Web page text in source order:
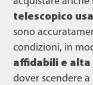
telescopico
sono
condizioni, in
affidabili e
dover scendere